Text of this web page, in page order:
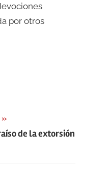
por otros
de la extorsión